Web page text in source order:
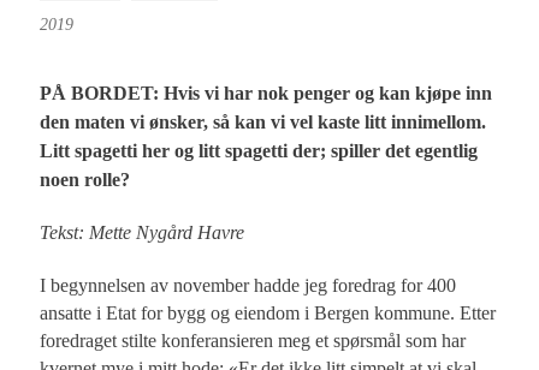
2019
PÅ BORDET: Hvis vi har nok penger og kan kjøpe inn
den maten vi ønsker, så kan vi vel kaste litt innimellom.
Litt spagetti her og litt spagetti der; spiller det egentlig
noen rolle?
Tekst: Mette Nygård Havre
I begynnelsen av november hadde jeg foredrag for 400
ansatte i Etat for bygg og eiendom i Bergen kommune. Etter
foredraget stilte konferansieren meg et spørsmål som har